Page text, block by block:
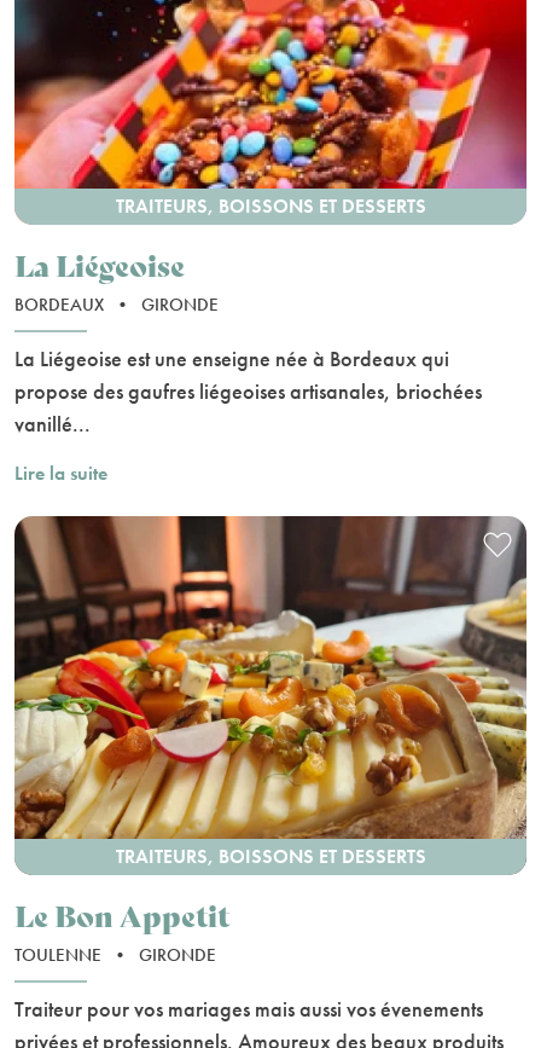
TRAITEURS, BOISSONS ET DESSERTS
La Liégeoise
BORDEAUX • GIRONDE
La Liégeoise est une enseigne née à Bordeaux qui
propose des gaufres liégeoises artisanales, briochées
vanillé...
Lire la suite
TRAITEURS, BOISSONS ET DESSERTS
Le Bon Appetit
TOULENNE • GIRONDE
Traiteur pour vos mariages mais aussi vos évenements
privées et professionnels. Amoureux des beaux produits